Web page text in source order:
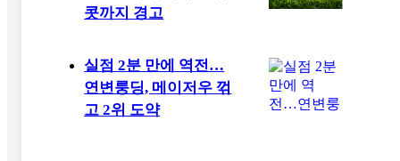
콧까지 경고
실점 2분 만에 역전…
연변룽딩, 메이저우 꺾
고 2위 도약